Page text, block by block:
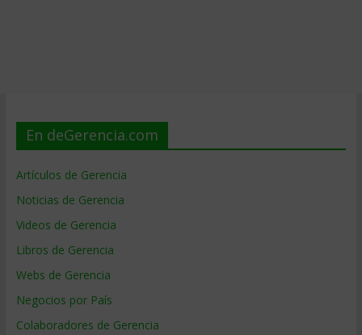
En deGerencia.com
Artículos de Gerencia
Noticias de Gerencia
Videos de Gerencia
Libros de Gerencia
Webs de Gerencia
Negocios por País
Colaboradores de Gerencia